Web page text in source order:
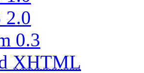
2.0
0.3
XHTML